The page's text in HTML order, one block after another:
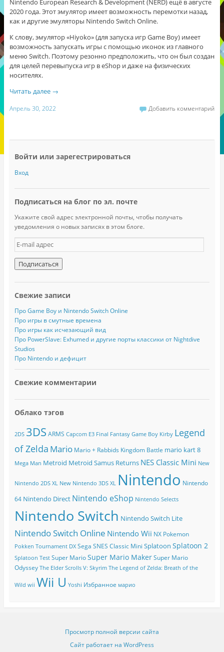
Nintendo European Research & Development (NERD) ещё в августе
2020 года. Этот эмулятор имеет возможность перемотки назад,
как и другие эмуляторы Nintendo Switch Online.
К слову, эмулятор «Hiyoko» (для запуска игр Game Boy) имеет
возможность запускать игры c помощью иконок из главного
меню Switch. Поэтому резонно предположить, что он был создан
для целей перевыпуска игр в eShop и даже на физических
носителях.
Читать далее →
Апрель 30, 2022 Добавить комментарий
Войти или зарегестрироваться
Вход
Подписаться на блог по эл. почте
Укажите свой адрес электронной почты, чтобы получать
уведомления о новых записях в этом блоге.
E
-
m
a
i
а
д
р
е
с
Свежие записи
Про Game Boy и Nintendo Switch Online
Про игры в смутные времена
Про игры как исчезающий вид
Про PowerSlave: Exhumed и другие порты классики от Nightdive
Studios
Про Nintendo и дефицит
Свежие комментарии
Облако тэгов
2DS 3DS ARMS Capcom E3 Final Fantasy Game Boy Kirby Legend
of Zelda Mario Mario + Rabbids Kingdom Battle mario kart 8
Mega Man Metroid Metroid Samus Returns NES Classic Mini New
Nintendo 2DS XL New Nintendo 3DS XL Nintendo Nintendo
64 Nintendo Direct Nintendo eShop Nintendo Selects
Nintendo Switch Nintendo Switch Lite
Nintendo Switch Online Nintendo Wii NX Pokemon
Pokken Tournament DX Sega SNES Classic Mini Splatoon Splatoon 2
Splatoon Test Super Mario Super Mario Maker Super Mario
Odyssey The Elder Scrolls V: Skyrim The Legend of Zelda: Breath of the
Wild wii Wii U Yoshi Избранное марио
Просмотр полной версии сайта
Сайт работает на WordPress